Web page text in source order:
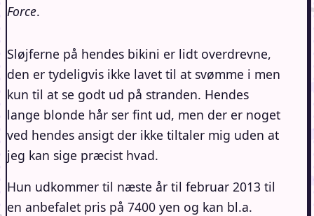
Force.
Sløjferne på hendes bikini er lidt overdrevne,
den er tydeligvis ikke lavet til at svømme i men
kun til at se godt ud på stranden. Hendes
lange blonde hår ser fint ud, men der er noget
ved hendes ansigt der ikke tiltaler mig uden at
jeg kan sige præcist hvad.
Hun udkommer til næste år til februar 2013 til
en anbefalet pris på 7400 yen og kan bl.a.